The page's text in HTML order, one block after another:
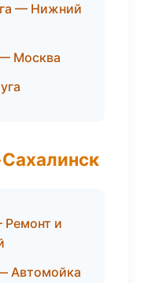
— Нижний
Москва
Ремонт и
Автомойка